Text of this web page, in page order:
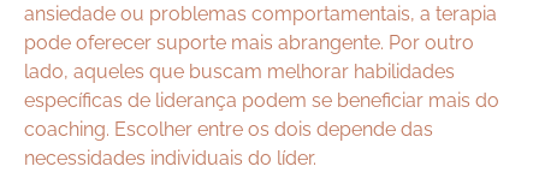
ansiedade ou problemas comportamentais, a terapia
pode oferecer suporte mais abrangente. Por outro
lado, aqueles que buscam melhorar habilidades
específicas de liderança podem se beneficiar mais do
coaching. Escolher entre os dois depende das
necessidades individuais do líder.